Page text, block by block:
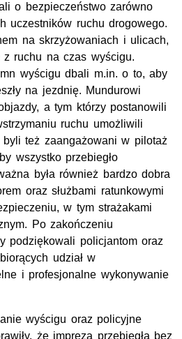
o bezpieczeństwo zarówno
uczestników ruchu drogowego.
na skrzyżowaniach i ulicach,
z ruchu na czas wyścigu.
wyścigu dbali m.in. o to, aby
na jezdnię. Mundurowi
a tym którzy postanowili
ruchu umożliwili
też zaangażowani w pilotaż
wszystko przebiegło
była również bardzo dobra
oraz służbami ratunkowymi
w tym strażakami
Po zakończeniu
podziękowali policjantom oraz
udział w
i profesjonalne wykonywanie
wyścigu oraz policyjne
że impreza przebiegła bez